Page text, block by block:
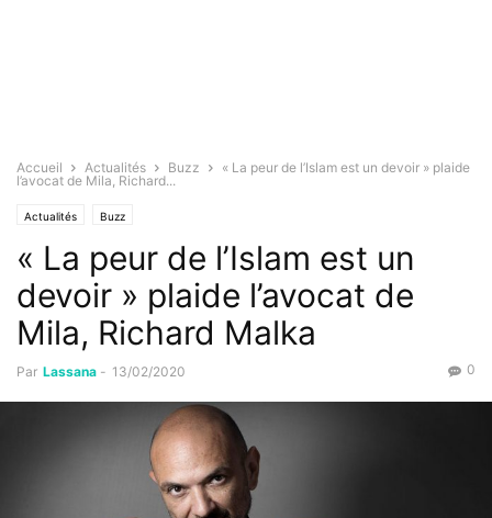
Accueil Actualités Buzz
« La peur de l’Islam est un devoir » plaide
l’avocat de Mila, Richard...
Actualités Buzz
« La peur de l’Islam est un
devoir » plaide l’avocat de
Mila, Richard Malka
Par Lassana - 13/02/2020 0